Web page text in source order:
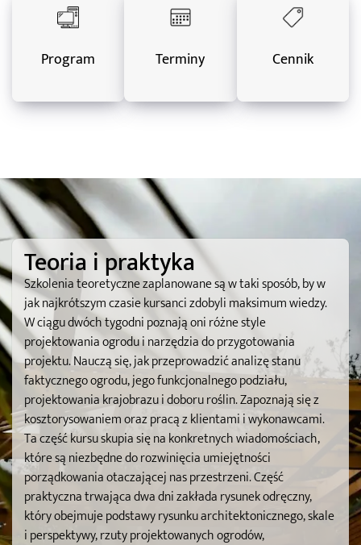
Program Terminy Cennik
Teoria i praktyka
Szkolenia teoretyczne zaplanowane są w taki sposób, by w
jak najkrótszym czasie kursanci zdobyli maksimum wiedzy.
W ciągu dwóch tygodni poznają oni różne style
projektowania ogrodu i narzędzia do przygotowania
projektu. Nauczą się, jak przeprowadzić analizę stanu
faktycznego ogrodu, jego funkcjonalnego podziału,
projektowania krajobrazu i doboru roślin. Zapoznają się z
kosztorysowaniem oraz pracą z klientami i wykonawcami.
Ta część kursu skupia się na konkretnych wiadomościach,
które są niezbędne do rozwinięcia umiejętności
porządkowania otaczającej nas przestrzeni. Część
praktyczna trwająca dwa dni zakłada rysunek odręczny,
który obejmuje podstawy rysunku architektonicznego, skale
i perspektywy, rzuty projektowanych ogrodów,